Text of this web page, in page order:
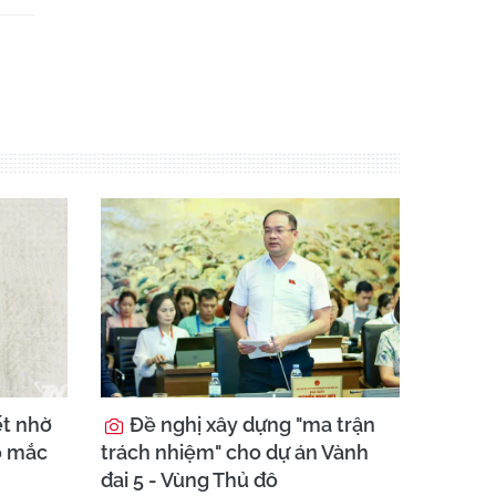
nhờ
mắc
Đề nghị xây dựng "ma trận
trách nhiệm" cho dự án Vành
đai 5 - Vùng Thủ đô